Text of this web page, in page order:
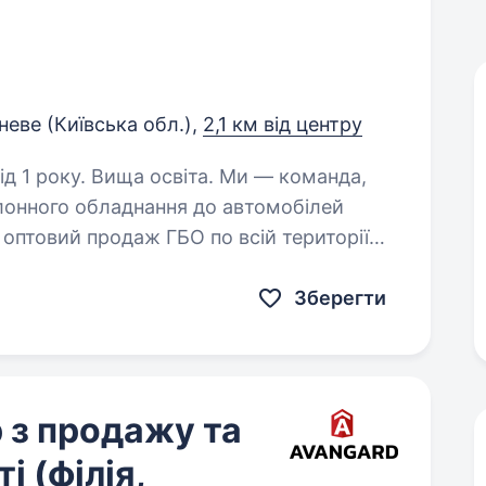
(Київська обл.), 2,1 км від центру
Вища освіта. Ми — команда,
обладнання до автомобілей
продаж ГБО по всій території
Зберегти
продажу та
(філія,